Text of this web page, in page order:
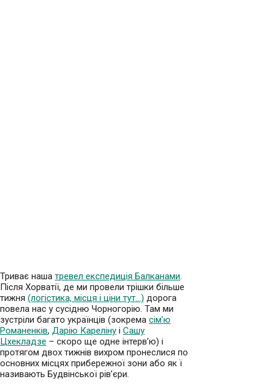
Триває наша тревел експедиція Балканами.
Після Хорватії, де ми провели трішки більше
тижня (логістика, місця і ціни тут…) дорога
повела нас у сусідню Чорногорію. Там ми
зустріли багато українців (зокрема сім’ю
Романенків, Дарію Кареліну і Сашу
Цхекладзе – скоро ще одне інтерв’ю) і
протягом двох тижнів вихром пронеслися по
основних місцях прибережної зони або як ї
називають Будвінської рів’єри.